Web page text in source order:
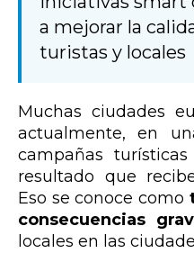
a mejorar la
turistas y locales
Muchas ciudades
actualmente, en
campañas
resultado que
Eso se conoce como
consecuencias
locales en las